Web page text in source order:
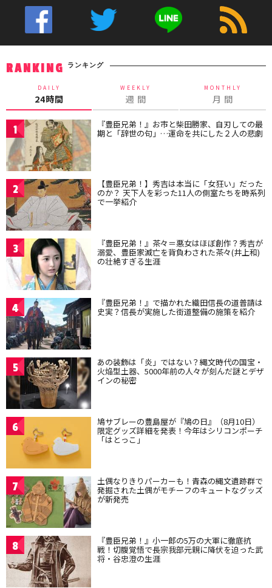
RANKING ランキング
DAILY
24時間
WEEKLY
週 間
MONTHLY
月 間
1 『豊臣兄弟！』お市と柴田勝家、自刃しての最
期と「辞世の句」…運命を共にした２人の悲劇
2 【豊臣兄弟！】秀吉は本当に「女狂い」だった
のか？ 天下人を彩った11人の側室たちを時系列
で一挙紹介
3 『豊臣兄弟！』茶々＝悪女はほぼ創作？秀吉が
溺愛、豊臣家滅亡を背負わされた茶々(井上和)
の壮絶すぎる生涯
4 『豊臣兄弟！』で描かれた織田信長の道普請は
史実？信長が実施した街道整備の施策を紹介
5 あの装飾は「炎」ではない？縄文時代の国宝・
火焔型土器、5000年前の人々が刻んだ謎とデザ
インの秘密
6 鳩サブレーの豊島屋が『鳩の日』（8月10日）
限定グッズ詳細を発表！今年はシリコンポーチ
「はとっこ」
7 土偶なりきりパーカーも！青森の縄文遺跡群で
発掘された土偶がモチーフのキュートなグッズ
が新発売
8 『豊臣兄弟！』小一郎の5万の大軍に徹底抗
戦！切腹覚悟で長宗我部元親に降伏を迫った武
将・谷忠澄の生涯